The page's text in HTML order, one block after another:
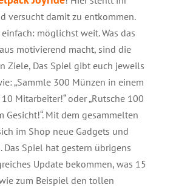
versucht damit zu entkommen.
möglichst weit. Was das
motivierend macht, sind die
Ziele, Das Spiel gibt euch jeweils
„Sammle 300 Münzen in einem
10 Mitarbeiter!“ oder „Rutsche 100
Gesicht!“. Mit dem gesammelten
im Shop neue Gadgets und
Das Spiel hat gestern übrigens
Update bekommen, was 15
zum Beispiel den tollen